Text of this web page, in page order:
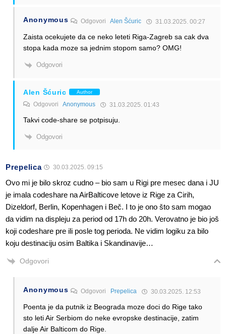
Anonymous OdgovoriAlen Šćuric 31.03.2025. 00:27
Zaista ocekujete da ce neko leteti Riga-Zagreb sa cak dva
stopa kada moze sa jednim stopom samo? OMG!
Odgovori
Alen Šćuric Author
Odgovori Anonymous 31.03.2025. 01:43
Takvi code-share se potpisuju.
Odgovori
Prepelica 30.03.2025. 09:15
Ovo mi je bilo skroz cudno – bio sam u Rigi pre mesec dana i JU
je imala codeshare na AirBalticove letove iz Rige za Cirih,
Dizeldorf, Berlin, Kopenhagen i Beč. I to je ono što sam mogao
da vidim na displeju za period od 17h do 20h. Verovatno je bio još
koji codeshare pre ili posle tog perioda. Ne vidim logiku za bilo
koju destinaciju osim Baltika i Skandinavije…
Odgovori
Anonymous Odgovori Prepelica 30.03.2025. 12:53
Poenta je da putnik iz Beograda moze doci do Rige tako
sto leti Air Serbiom do neke evropske destinacije, zatim
dalje Air Balticom do Rige.